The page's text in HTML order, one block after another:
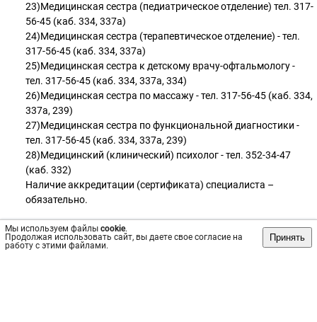
Мы используем файлы cookie.
Продолжая использовать сайт, вы даете свое согласие на
работу с этими файлами.
Принять
23)Медицинская сестра (педиатрическое отделение) тел. 317-
56-45 (каб. 334, 337а)
24)Медицинская сестра (терапевтическое отделение) - тел.
317-56-45 (каб. 334, 337а)
25)Медицинская сестра к детскому врачу-офтальмологу -
тел. 317-56-45 (каб. 334, 337а, 334)
26)Медицинская сестра по массажу - тел. 317-56-45 (каб. 334,
337а, 239)
27)Медицинская сестра по функциональной диагностики -
тел. 317-56-45 (каб. 334, 337а, 239)
28)Медицинский (клинический) психолог - тел. 352-34-47
(каб. 332)
Наличие аккредитации (сертификата) специалиста –
обязательно.
29)Бухгалтер (расчет заработной платы) – тел. 317-56-01
(каб. 331)